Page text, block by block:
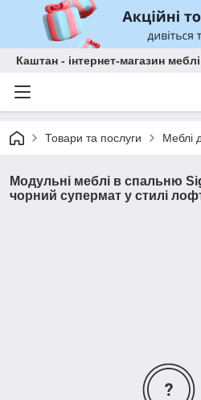
Каштан - інтернет-магазин
Товари та послуги Меблі
Модульні меблі в спальню
чорний супермат у стилі